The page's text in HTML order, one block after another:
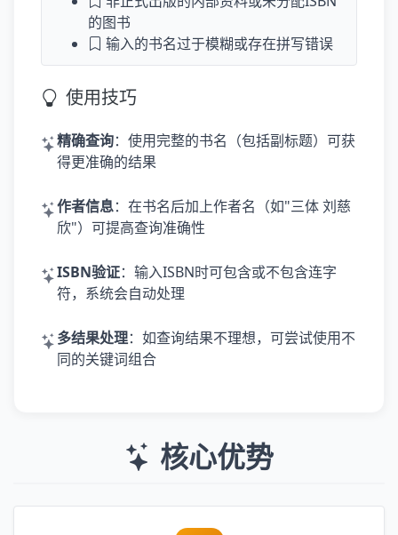
的图书
输入的书名过于模糊或存在拼写错误
使用技巧
精确查询：使用完整的书名（包括副标题）可获
得更准确的结果
作者信息：在书名后加上作者名（如"三体 刘慈
欣"）可提高查询准确性
ISBN验证：输入ISBN时可包含或不包含连字
符，系统会自动处理
多结果处理：如查询结果不理想，可尝试使用不
同的关键词组合
核心优势